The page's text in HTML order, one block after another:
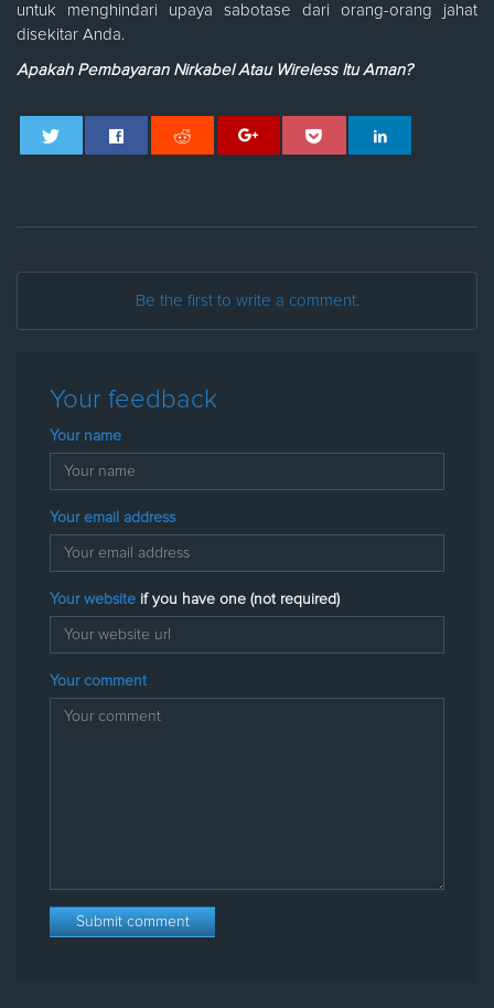
untuk menghindari upaya sabotase dari orang-orang jahat
disekitar Anda.
Apakah Pembayaran Nirkabel Atau Wireless Itu Aman?
Be the first to write a comment.
Your feedback
Your name
Your email address
Your website if you have one (not required)
Your comment